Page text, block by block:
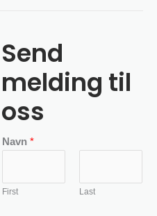
Send
melding til
oss
Navn *
First Last